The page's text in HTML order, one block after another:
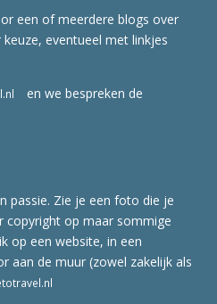
een of meerdere blogs over
eventueel met linkjes
en we bespreken de
passie. Zie je een foto die je
copyright op maar sommige
op een website, in een
aan de muur (zowel zakelijk als